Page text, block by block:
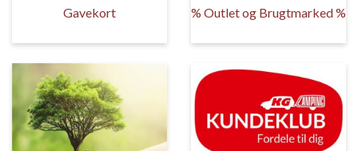
Gavekort % Outlet og Brugtmarked %